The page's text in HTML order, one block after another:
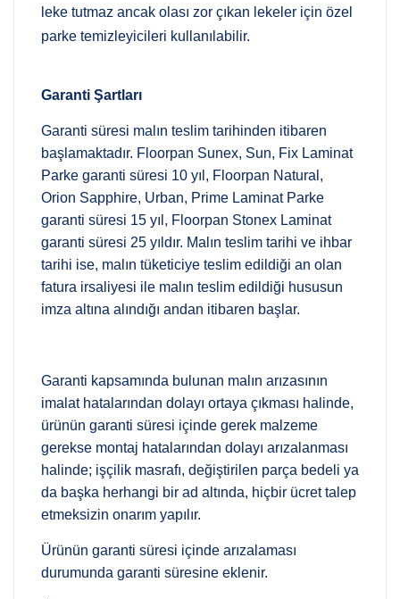
leke tutmaz ancak olası zor çıkan lekeler için özel
parke temizleyicileri kullanılabilir.
Garanti Şartları
Garanti süresi malın teslim tarihinden itibaren
başlamaktadır. Floorpan Sunex, Sun, Fix Laminat
Parke garanti süresi 10 yıl, Floorpan Natural,
Orion Sapphire, Urban, Prime Laminat Parke
garanti süresi 15 yıl, Floorpan Stonex Laminat
garanti süresi 25 yıldır. Malın teslim tarihi ve ihbar
tarihi ise, malın tüketiciye teslim edildiği an olan
fatura irsaliyesi ile malın teslim edildiği hususun
imza altına alındığı andan itibaren başlar.
Garanti kapsamında bulunan malın arızasının
imalat hatalarından dolayı ortaya çıkması halinde,
ürünün garanti süresi içinde gerek malzeme
gerekse montaj hatalarından dolayı arızalanması
halinde; işçilik masrafı, değiştirilen parça bedeli ya
da başka herhangi bir ad altında, hiçbir ücret talep
etmeksizin onarım yapılır.
Ürünün garanti süresi içinde arızalaması
durumunda garanti süresine eklenir.